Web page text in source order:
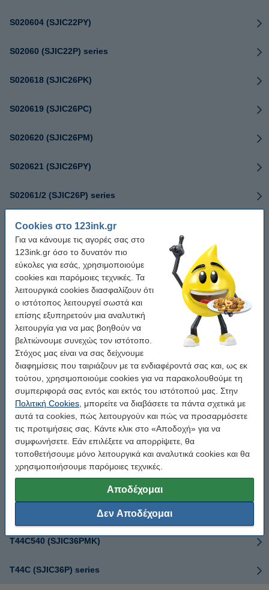
Cookies στο 123ink.gr
Για να κάνουμε τις αγορές σας στο
123ink.gr όσο το δυνατόν πιο
εύκολες για εσάς, χρησιμοποιούμε
cookies και παρόμοιες τεχνικές. Τα
λειτουργικά cookies διασφαλίζουν ότι
ο ιστότοπος λειτουργεί σωστά και
επίσης εξυπηρετούν μια αναλυτική
λειτουργία για να μας βοηθούν να
βελτιώνουμε συνεχώς τον ιστότοπο.
Στόχος μας είναι να σας δείχνουμε
διαφημίσεις που ταιριάζουν με τα ενδιαφέροντά σας και, ως εκ
τούτου, χρησιμοποιούμε cookies για να παρακολουθούμε τη
συμπεριφορά σας εντός και εκτός του ιστότοπού μας. Στην
Πολιτική Cookies , μπορείτε να διαβάσετε τα πάντα σχετικά με
αυτά τα cookies, πώς λειτουργούν και πώς να προσαρμόσετε
τις προτιμήσεις σας. Κάντε κλικ στο «Αποδοχή» για να
συμφωνήσετε. Εάν επιλέξετε να απορρίψετε, θα
τοποθετήσουμε μόνο λειτουργικά και αναλυτικά cookies και θα
χρησιμοποιήσουμε παρόμοιες τεχνικές.
Αποδέχομαι
Δεν Αποδέχομαι
S020604 (SJIC22PY)
S02060 (SJIC22P) series
S020618 (SJIC26PK)
S020619 (SJIC26PC)
S020620 (SJIC26PM)
S020621 (SJIC26PY)
S02061/2 (SJIC26P) series
S020639 (SJIC30PK)
S020640 (SJIC30PC)
S020641 (SJIC30PM)
S020642 (SJIC30PY)
S02063/4 (SJIC30P) series
S020655 (SJIC33P)
S021501 (SJMB6000/6500)
T44C140 (SJIC36PK)
T44C240 (SJIC36PC)
T44C540 (SJIC36PMK)
T44C (SJIC36P) series